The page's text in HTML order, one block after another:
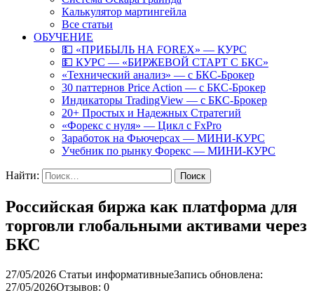
Калькулятор мартингейла
Все статьи
ОБУЧЕНИЕ
💵 «ПРИБЫЛЬ НА FOREX» — КУРС
💵 КУРС — «БИРЖЕВОЙ СТАРТ С БКС»
«Технический анализ» — с БКС-Брокер
30 паттернов Price Action — с БКС-Брокер
Индикаторы TradingView — с БКС-Брокер
20+ Простых и Надежных Стратегий
«Форекс с нуля» — Цикл с FxPro
Заработок на Фьючерсах — МИНИ-КУРС
Учебник по рынку Форекс — МИНИ-КУРС
Найти:
Российская биржа как платформа для
торговли глобальными активами через
БКС
27/05/2026 Статьи информативныеЗапись обновлена:
27/05/2026Отзывов: 0